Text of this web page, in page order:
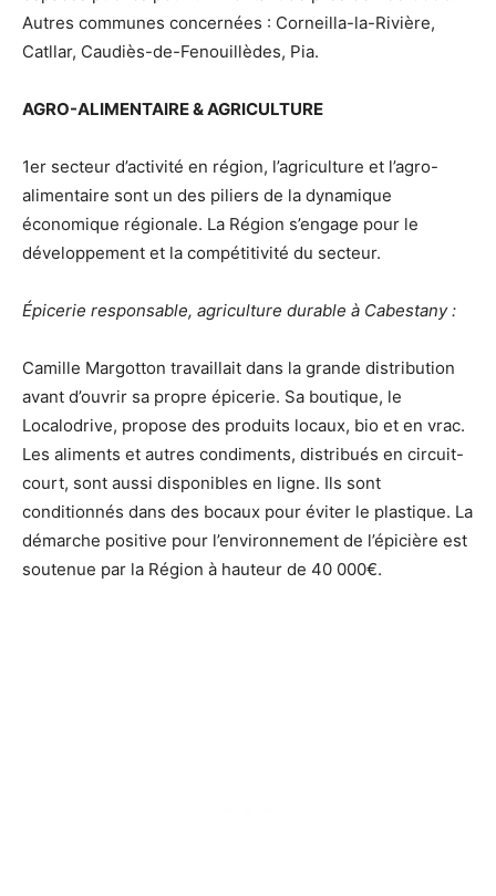
Autres communes concernées : Corneilla-la-Rivière,
Catllar, Caudiès-de-Fenouillèdes, Pia.
AGRO-ALIMENTAIRE & AGRICULTURE
1er secteur d’activité en région, l’agriculture et l’agro-
alimentaire sont un des piliers de la dynamique
économique régionale. La Région s’engage pour le
développement et la compétitivité du secteur.
Épicerie responsable, agriculture durable à Cabestany :
Camille Margotton travaillait dans la grande distribution
avant d’ouvrir sa propre épicerie. Sa boutique, le
Localodrive, propose des produits locaux, bio et en vrac.
Les aliments et autres condiments, distribués en circuit-
court, sont aussi disponibles en ligne. Ils sont
conditionnés dans des bocaux pour éviter le plastique. La
démarche positive pour l’environnement de l’épicière est
soutenue par la Région à hauteur de 40 000€.